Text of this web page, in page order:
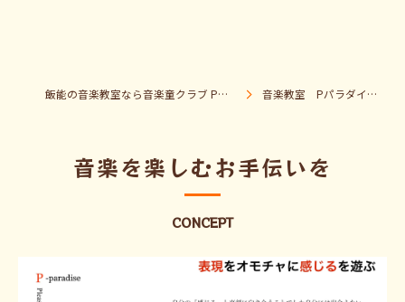
飯能の音楽教室なら音楽童クラブ Pパラダイス 音楽教室 Pパラダイスとは？
音楽を楽しむお手伝いを
CONCEPT